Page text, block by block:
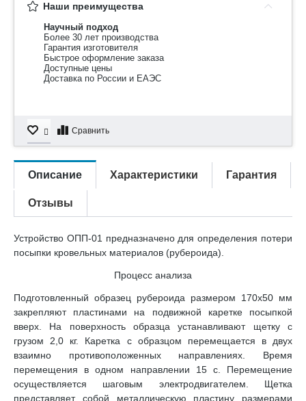
Наши преимущества
Научный подход
Более 30 лет производства
Гарантия изготовителя
Быстрое оформление заказа
Доступные цены
Доставка по России и ЕАЭС
Сравнить
Описание Характеристики Гарантия
Отзывы
Устройство ОПП-01 предназначено для определения потери
посыпки кровельных материалов (рубероида).
Процесс анализа
Подготовленный образец рубероида размером 170х50 мм
закрепляют пластинами на подвижной каретке посыпкой
вверх. На поверхность образца устанавливают щетку с
грузом 2,0 кг. Каретка с образцом перемещается в двух
взаимно противоположенных направлениях. Время
перемещения в одном направлении 15 с. Перемещение
осуществляется шаговым электродвигателем. Щетка
представляет собой металлическую пластину размерами